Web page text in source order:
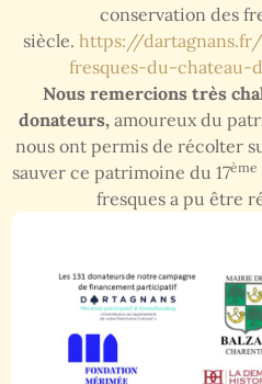
conservation des
siècle. https://
fresques-du-chateau-
Nous remercions très
donateurs, amoureux du
nous ont permis de récolter
sauver ce patrimoine du 17ème
fresques a pu être